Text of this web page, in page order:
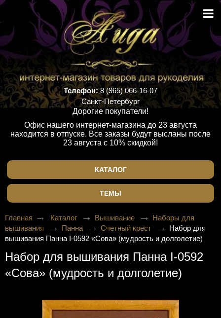
Телефон:8 (965) 066-16-07
Санкт-Петербург
Дорогие покупатели!
Офис нашего интернет-магазина до 23 августа
находится в отпуске. Все заказы будут высланы после
23 августа с 10% скидкой!
КАТАЛОГ
ТЕМЫ
Главная Каталог Вышивание
Наборы для
вышивания
Панна Счетный крест
Набор для
вышивания Панна I-0592 «Сова» (мудрость и долголетие)
Набор для вышивания Панна I-0592
«Сова» (мудрость и долголетие)